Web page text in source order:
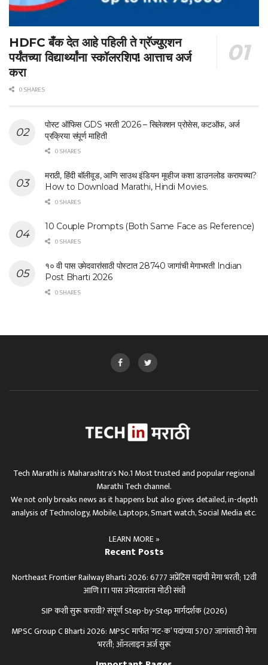
HDFC बँक देत आहे पहिली ते ग्रॅज्युएशन
पर्यंतच्या विद्यार्थ्यांना स्कॉलरशिप! आत्ताच अर्ज
करा
0 SHARES
पोस्ट ऑफिस GDS भरती 2026 – सिलेक्शन प्रोसेस, कटऑफ, अर्ज
प्रक्रिया संपूर्ण माहिती
0 SHARES
मराठी, हिंदी बॉलीवूड, आणि साउथ इंडियन मूव्हीज कशा डाउनलोड करायच्या?
How to Download Marathi, Hindi Movies.
0 SHARES
10 Couple Prompts (Both Same Face as Reference)
0 SHARES
१० वी पास उमेदवारांसाठी पोस्टात 28740 जागांची मेगाभरती Indian
Post Bharti 2026
0 SHARES
Tech Marathi is Maharashtra's No.1 Most trusted and popular regional
Marathi Tech channel.
We not only breaks news as it happens but also gives detailed, in-depth
analysis of Technology, Mobile, Laptops, Smart watch, Social Media etc.
LEARN MORE »
Recent Posts
Northeast Frontier Railway Bharti 2026: 6777 अप्रेंटिस पदांची मेगा भरती; 12वी
आणि ITI पास उमेदवारांना मोठी संधी
SIP कशी सुरू करावी? संपूर्ण Step-by-Step मार्गदर्शक (2026)
MPSC Group C Bharti 2026: MPSC मार्फत ‘गट-क’ पदांच्या 5707 जागांसाठी मेगा
भरती; ऑनलाइन अर्ज सुरू